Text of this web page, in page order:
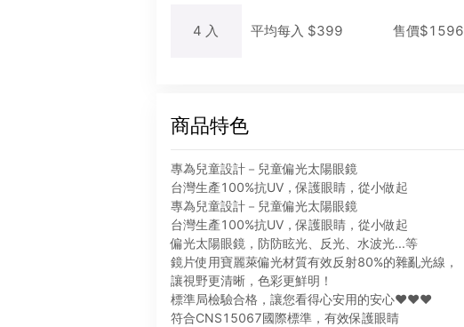
4 入 平均每入 $399 售價$1596
商品特色
專為兒童設計－兒童偏光太陽眼鏡
台灣生產100%抗UV，保護眼睛，從小做起
專為兒童設計－兒童偏光太陽眼鏡
台灣生產100%抗UV，保護眼睛，從小做起
偏光太陽眼鏡，防防眩光、反光、水波光...等
鏡片使用寶麗萊偏光材質有效反射80%的雜亂光線，
讓視野更清晰，色彩更鮮明！
標準局檢驗合格，讓您看得心安用的安心❤️❤️❤️
符合CNS15067國際標準，有效保護眼睛